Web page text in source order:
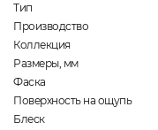
Тип
Производство
Коллекция
Размеры, мм
Фаска
Поверхность на ощупь
Блеск